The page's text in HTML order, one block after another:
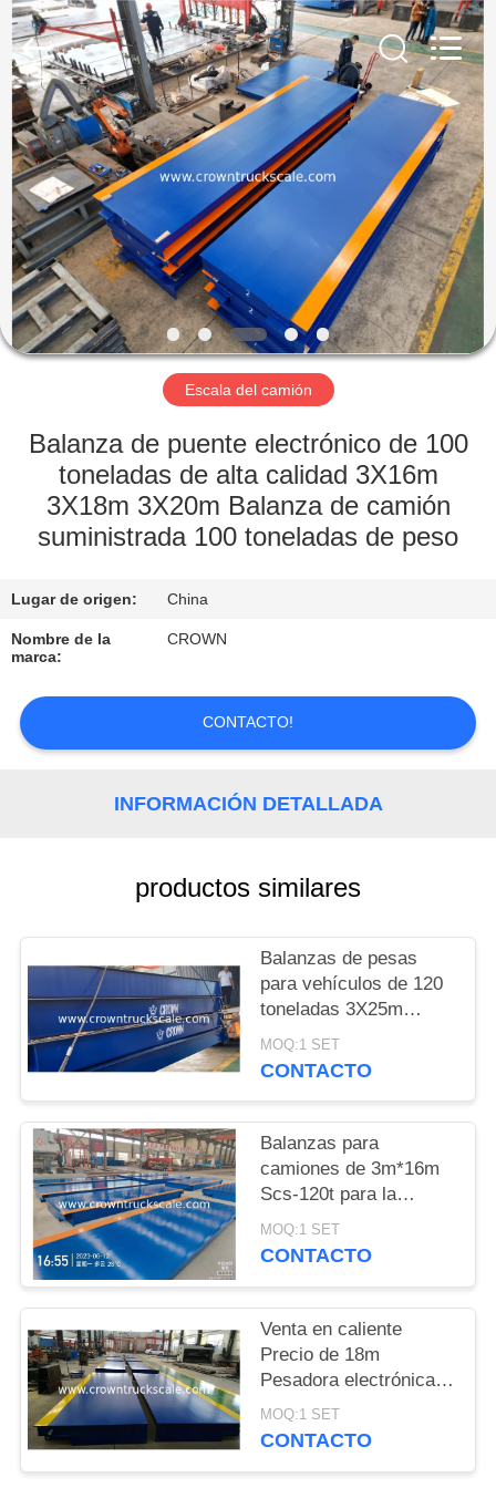
INICIO
PRODUCTOS
SOBRE
NOSOTROS
VISITA
LA
FÁBRICA
CONTROL
CALIDAD
SOLICITAR
DEL
SITIO
PRIVACY
POLICY
Scales
Co.,
Ltd.
Rights
Reserved.
Developed
by
ECER
Escala del camión
Balanza de puente electrónico de 100
toneladas de alta calidad 3X16m
3X18m 3X20m Balanza de camión
suministrada 100 toneladas de peso
Lugar de origen: China
Nombre de la
marca:
CROWN
CONTACTO!
INFORMACIÓN DETALLADA
productos similares
Balanzas de pesas
para vehículos de 120
toneladas 3X25m
Balanza de pesas para
camiones
MOQ:1 SET
CONTACTO
Balanzas para
camiones de 3m*16m
Scs-120t para la
pesaje de vehículos
MOQ:1 SET
CONTACTO
Venta en caliente
Precio de 18m
Pesadora electrónica
Balanza 30t 50t 60t 70t
80t 100t
MOQ:1 SET
CONTACTO